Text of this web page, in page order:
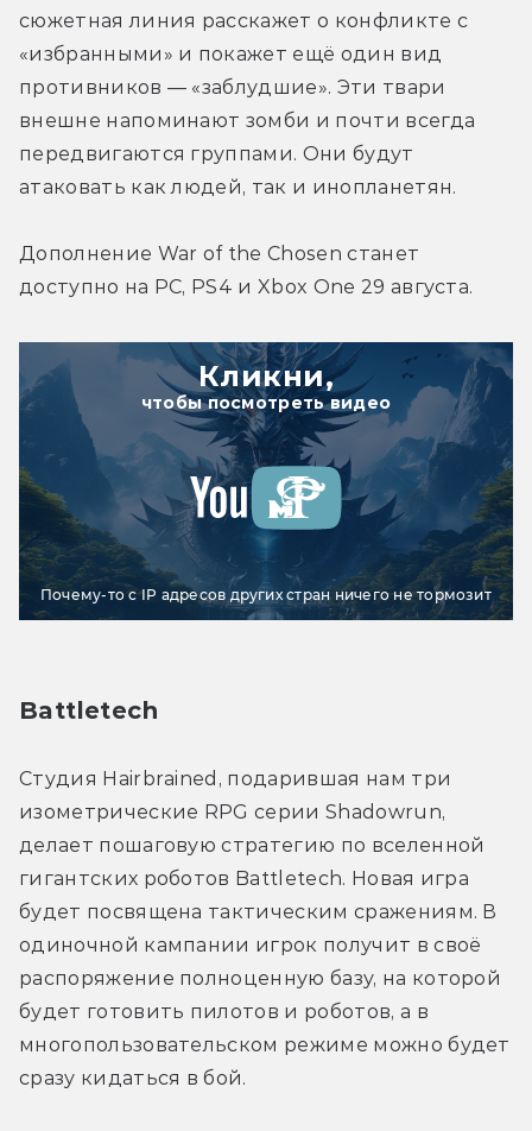
сюжетная линия расскажет о конфликте с
«избранными» и покажет ещё один вид
противников — «заблудшие». Эти твари
внешне напоминают зомби и почти всегда
передвигаются группами. Они будут
атаковать как людей, так и инопланетян.
Дополнение War of the Chosen станет
доступно на PC, PS4 и Xbox One 29 августа.
Кликни,
чтобы посмотреть видео
Почему-то с IP адресов других стран ничего не тормозит
Battletech
Студия Hairbrained, подарившая нам три
изометрические RPG серии Shadowrun,
делает пошаговую стратегию по вселенной
гигантских роботов Battletech. Новая игра
будет посвящена тактическим сражениям. В
одиночной кампании игрок получит в своё
распоряжение полноценную базу, на которой
будет готовить пилотов и роботов, а в
многопользовательском режиме можно будет
сразу кидаться в бой.